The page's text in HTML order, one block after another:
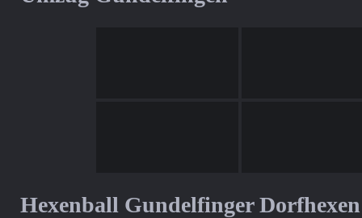
Hexenball Gundelfinger Dorfhexen